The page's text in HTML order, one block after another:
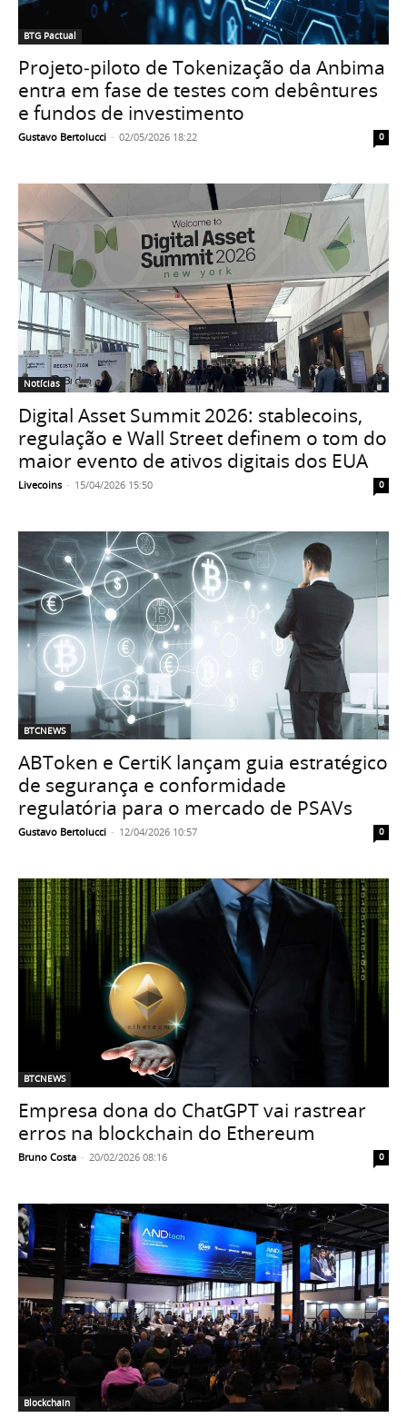
BTG Pactual
Projeto‑piloto de Tokenização da Anbima
entra em fase de testes com debêntures
e fundos de investimento
Gustavo Bertolucci - 02/05/2026 18:22 0
Notícias
Digital Asset Summit 2026: stablecoins,
regulação e Wall Street definem o tom do
maior evento de ativos digitais dos EUA
Livecoins - 15/04/2026 15:50 0
BTCNEWS
ABToken e CertiK lançam guia estratégico
de segurança e conformidade
regulatória para o mercado de PSAVs
Gustavo Bertolucci - 12/04/2026 10:57 0
BTCNEWS
Empresa dona do ChatGPT vai rastrear
erros na blockchain do Ethereum
Bruno Costa - 20/02/2026 08:16 0
Blockchain